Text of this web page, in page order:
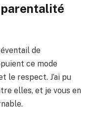
parentalité
de
ce mode
le respect. J’ai pu
elles, et je vous en